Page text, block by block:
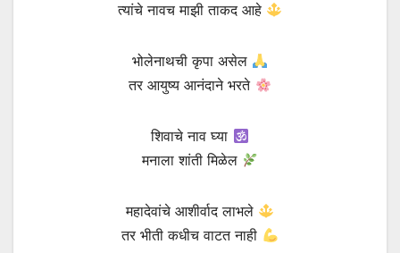
त्यांचे नावच माझी ताकद आहे
भोलेनाथची कृपा असेल
तर आयुष्य आनंदाने भरते
शिवाचे नाव घ्या
मनाला शांती मिळेल
महादेवांचे आशीर्वाद लाभले
तर भीती कधीच वाटत नाही